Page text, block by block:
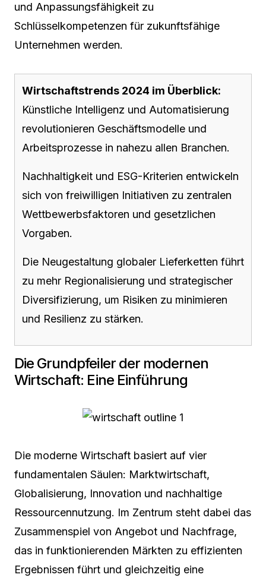
und Anpassungsfähigkeit zu
Schlüsselkompetenzen für zukunftsfähige
Unternehmen werden.
Wirtschaftstrends 2024 im Überblick:
Künstliche Intelligenz und Automatisierung
revolutionieren Geschäftsmodelle und
Arbeitsprozesse in nahezu allen Branchen.
Nachhaltigkeit und ESG-Kriterien entwickeln
sich von freiwilligen Initiativen zu zentralen
Wettbewerbsfaktoren und gesetzlichen
Vorgaben.
Die Neugestaltung globaler Lieferketten führt
zu mehr Regionalisierung und strategischer
Diversifizierung, um Risiken zu minimieren
und Resilienz zu stärken.
Die Grundpfeiler der modernen
Wirtschaft: Eine Einführung
Die moderne Wirtschaft basiert auf vier
fundamentalen Säulen: Marktwirtschaft,
Globalisierung, Innovation und nachhaltige
Ressourcennutzung. Im Zentrum steht dabei das
Zusammenspiel von Angebot und Nachfrage,
das in funktionierenden Märkten zu effizienten
Ergebnissen führt und gleichzeitig eine